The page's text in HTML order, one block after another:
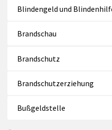
Blindengeld und
Brandschau
Brandschutz
Brandschutzerziehung
Bußgeldstelle